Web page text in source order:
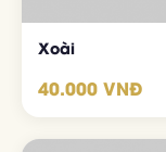
Xoài
40.000 VNĐ